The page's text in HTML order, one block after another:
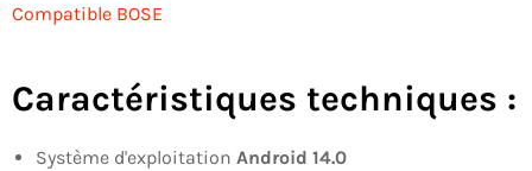
Compatible BOSE
Caractéristiques techniques :
Système d'exploitation Android 14.0